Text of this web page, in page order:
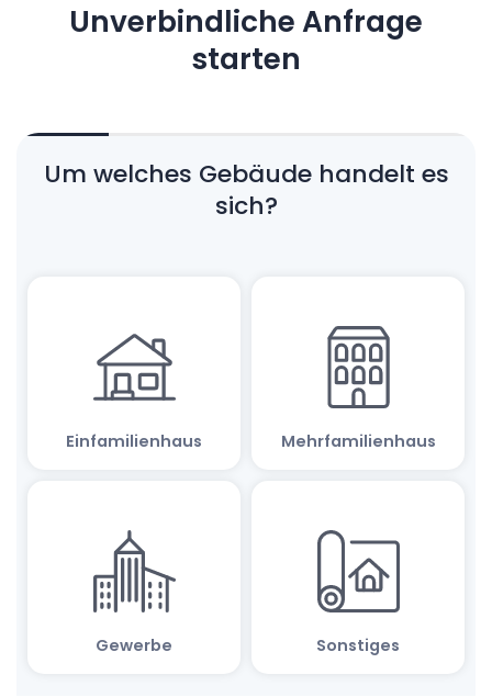
Unverbindliche Anfrage
starten